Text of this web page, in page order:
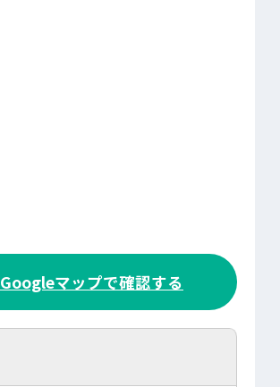
Googleマップで確認する